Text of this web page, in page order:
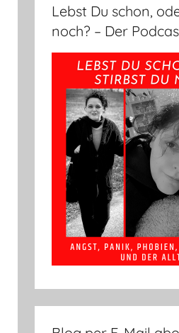
Lebst Du schon,
noch? – Der